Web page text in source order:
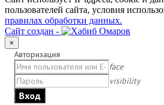
пользователей сайта, условия
правилах обработки данных.
Сайт создан -
×
Авторизация
face
visibility